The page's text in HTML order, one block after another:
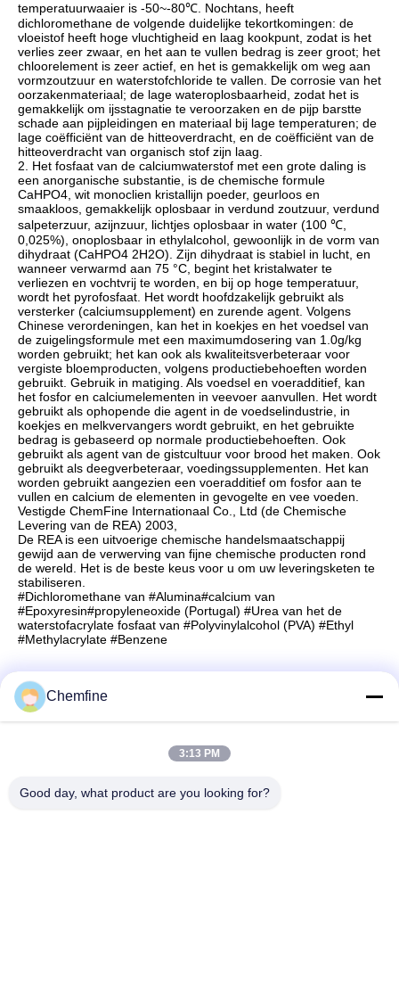
temperatuurwaaier is -50~-80℃. Nochtans, heeft
dichloromethane de volgende duidelijke tekortkomingen: de
vloeistof heeft hoge vluchtigheid en laag kookpunt, zodat is het
verlies zeer zwaar, en het aan te vullen bedrag is zeer groot; het
chloorelement is zeer actief, en het is gemakkelijk om weg aan
vormzoutzuur en waterstofchloride te vallen. De corrosie van het
oorzakenmateriaal; de lage wateroplosbaarheid, zodat het is
gemakkelijk om ijsstagnatie te veroorzaken en de pijp barstte
schade aan pijpleidingen en materiaal bij lage temperaturen; de
lage coëfficiënt van de hitteoverdracht, en de coëfficiënt van de
hitteoverdracht van organisch stof zijn laag.
2. Het fosfaat van de calciumwaterstof met een grote daling is
een anorganische substantie, is de chemische formule
CaHPO4, wit monoclien kristallijn poeder, geurloos en
smaakloos, gemakkelijk oplosbaar in verdund zoutzuur, verdund
salpeterzuur, azijnzuur, lichtjes oplosbaar in water (100 ℃,
0,025%), onoplosbaar in ethylalcohol, gewoonlijk in de vorm van
dihydraat (CaHPO4 2H2O). Zijn dihydraat is stabiel in lucht, en
wanneer verwarmd aan 75 °C, begint het kristalwater te
verliezen en vochtvrij te worden, en bij op hoge temperatuur,
wordt het pyrofosfaat. Het wordt hoofdzakelijk gebruikt als
versterker (calciumsupplement) en zurende agent. Volgens
Chinese verordeningen, kan het in koekjes en het voedsel van
de zuigelingsformule met een maximumdosering van 1.0g/kg
worden gebruikt; het kan ook als kwaliteitsverbeteraar voor
vergiste bloemproducten, volgens productiebehoeften worden
gebruikt. Gebruik in matiging. Als voedsel en voeradditief, kan
het fosfor en calciumelementen in veevoer aanvullen. Het wordt
gebruikt als ophopende die agent in de voedselindustrie, in
koekjes en melkvervangers wordt gebruikt, en het gebruikte
bedrag is gebaseerd op normale productiebehoeften. Ook
gebruikt als agent van de gistcultuur voor brood het maken. Ook
gebruikt als deegverbeteraar, voedingssupplementen. Het kan
worden gebruikt aangezien een voeradditief om fosfor aan te
vullen en calcium de elementen in gevogelte en vee voeden.
Vestigde ChemFine Internationaal Co., Ltd (de Chemische
Levering van de REA) 2003,
De REA is een uitvoerige chemische handelsmaatschappij
gewijd aan de verwerving van fijne chemische producten rond
de wereld. Het is de beste keus voor u om uw leveringsketen te
stabiliseren.
#Dichloromethane van #Alumina#calcium van
#Epoxyresin#propyleneoxide (Portugal) #Urea van het de
waterstofacrylate fosfaat van #Polyvinylalcohol (PVA) #Ethyl
#Methylacrylate #Benzene
Zaal 924, Road van No.813 Yinxiu, Wuxi-Stad, Jiangsu,
Chemfine
3:13 PM
Good day, what product are you looking for?